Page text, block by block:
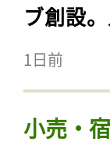
ブ創設
1日前
小売・